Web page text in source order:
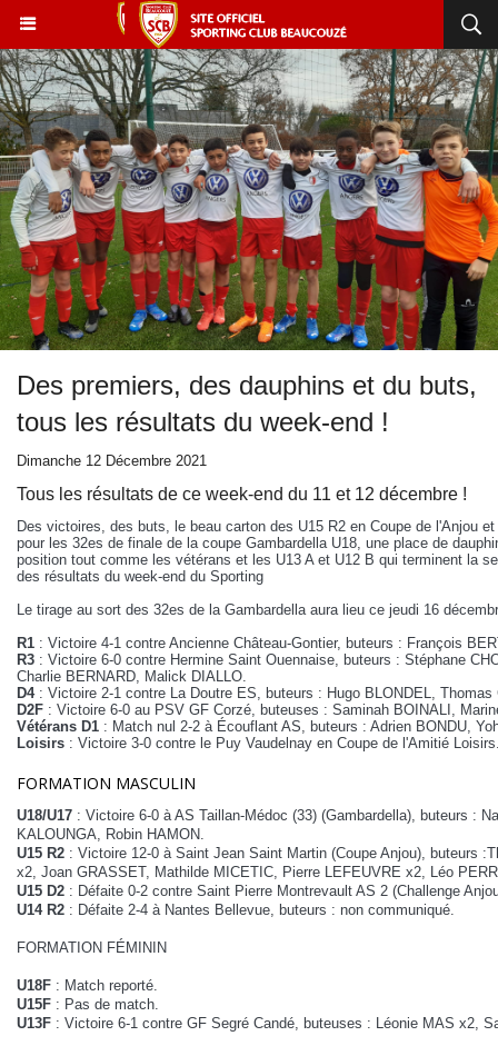
Des premiers, des dauphins et du buts,
tous les résultats du week-end !
Dimanche 12 Décembre 2021
Tous les résultats de ce week-end du 11 et 12 décembre !
Des victoires, des buts, le beau carton des U15 R2 en Coupe de l'Anjou
pour les 32es de finale de la coupe Gambardella U18, une place de
position tout comme les vétérans et les U13 A et U12 B qui terminent la
des résultats du week-end du Sporting
Le tirage au sort des 32es de la Gambardella aura lieu ce jeudi 16
R1 : Victoire 4-1 contre Ancienne Château-Gontier, buteurs : François
R3 : Victoire 6-0 contre Hermine Saint Ouennaise, buteurs : Stéphane
Charlie BERNARD, Malick DIALLO.
D4 : Victoire 2-1 contre La Doutre ES, buteurs : Hugo BLONDEL, Thomas
D2F : Victoire 6-0 au PSV GF Corzé, buteuses : Saminah BOINALI,
Vétérans D1 : Match nul 2-2 à Écouflant AS, buteurs : Adrien BONDU,
Loisirs : Victoire 3-0 contre le Puy Vaudelnay en Coupe de l'Amitié
FORMATION MASCULIN
U18/U17 : Victoire 6-0 à AS Taillan-Médoc (33) (Gambardella), buteurs :
KALOUNGA, Robin HAMON.
U15 R2 : Victoire 12-0 à Saint Jean Saint Martin (Coupe Anjou), buteurs
x2, Joan GRASSET, Mathilde MICETIC, Pierre LEFEUVRE x2, Léo
U15 D2 : Défaite 0-2 contre Saint Pierre Montrevault AS 2 (Challenge
U14 R2 : Défaite 2-4 à Nantes Bellevue, buteurs : non communiqué.
FORMATION FÉMININ
U18F : Match reporté.
U15F : Pas de match.
U13F : Victoire 6-1 contre GF Segré Candé, buteuses : Léonie MAS x2,